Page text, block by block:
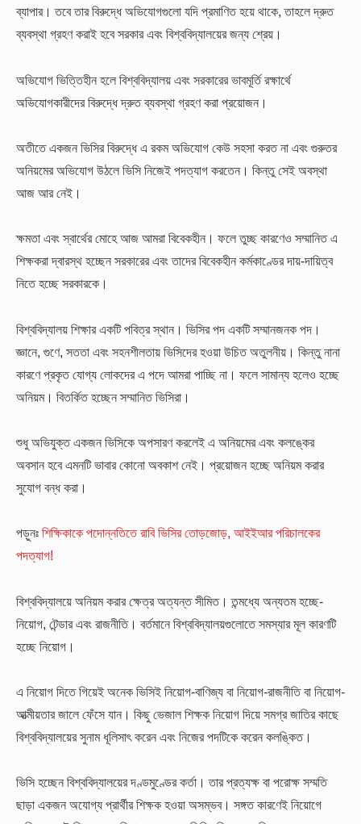
ব্যাপার। তবে তার বিরুদ্ধে অভিযোগগুলো যদি প্রমাণিত হয়ে থাকে, তাহলে দ্রুত
ব্যবস্থা গ্রহণ করাই হবে সরকার এবং বিশ্ববিদ্যালয়ের জন্য শ্রেয়।
অভিযোগ ভিত্তিহীন হলে বিশ্ববিদ্যালয় এবং সরকারের ভাবমূর্তি রক্ষার্থে
অভিযোগকারীদের বিরুদ্ধে দ্রুত ব্যবস্থা গ্রহণ করা প্রয়োজন।
অতীতে একজন ভিসির বিরুদ্ধে এ রকম অভিযোগ কেউ সহসা করত না এবং গুরুতর
অনিয়মের অভিযোগ উঠলে ভিসি নিজেই পদত্যাগ করতেন। কিন্তু সেই অবস্থা
আজ আর নেই।
ক্ষমতা এবং স্বার্থের মোহে আজ আমরা বিবেকহীন। ফলে তুচ্ছ কারণেও সম্মানিত এ
শিক্ষকরা দ্বারস্থ হচ্ছেন সরকারের এবং তাদের বিবেকহীন কর্মকাণ্ডের দায়-দায়িত্ব
নিতে হচ্ছে সরকারকে।
বিশ্ববিদ্যালয় শিক্ষার একটি পবিত্র স্থান। ভিসির পদ একটি সম্মানজনক পদ।
জ্ঞানে, গুণে, সততা এবং সহনশীলতায় ভিসিদের হওয়া উচিত অতুলনীয়। কিন্তু নানা
কারণে প্রকৃত যোগ্য লোকদের এ পদে আমরা পাচ্ছি না। ফলে সামান্য হলেও হচ্ছে
অনিয়ম। বিতর্কিত হচ্ছেন সম্মানিত ভিসিরা।
শুধু অভিযুক্ত একজন ভিসিকে অপসারণ করলেই এ অনিয়মের এবং কলঙ্কের
অবসান হবে এমনটি ভাবার কোনো অবকাশ নেই। প্রয়োজন হচ্ছে অনিয়ম করার
সুযোগ বন্ধ করা।
পড়ুনঃ শিক্ষিকাকে পদোন্নতিতে রাবি ভিসির তোড়জোড়, আইইআর পরিচালকের
পদত্যাগ!
বিশ্ববিদ্যালয়ে অনিয়ম করার ক্ষেত্র অত্যন্ত সীমিত। তন্মধ্যে অন্যতম হচ্ছে-
নিয়োগ, টেন্ডার এবং রাজনীতি। বর্তমানে বিশ্ববিদ্যালয়গুলোতে সমস্যার মূল কারণটি
হচ্ছে নিয়োগ।
এ নিয়োগ দিতে গিয়েই অনেক ভিসিই নিয়োগ-বাণিজ্য বা নিয়োগ-রাজনীতি বা নিয়োগ-
আত্মীয়তার জালে ফেঁসে যান। কিছু ভেজাল শিক্ষক নিয়োগ দিয়ে সমগ্র জাতির কাছে
বিশ্ববিদ্যালয়ের সুনাম ধূলিসাৎ করেন এবং নিজের পদটিকে করেন কলঙ্কিত।
ভিসি হচ্ছেন বিশ্ববিদ্যালয়ের দণ্ডমুণ্ডের কর্তা। তার প্রত্যক্ষ বা পরোক্ষ সম্মতি
ছাড়া একজন অযোগ্য প্রার্থীর শিক্ষক হওয়া অসম্ভব। সঙ্গত কারণেই নিয়োগে